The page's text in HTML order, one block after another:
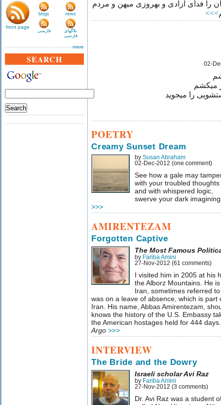
front page
blogs news
فارسی
بلاگهای
فارسی
more
SEARCH
را فدای آزادی و بهروزی میهن و مردم
>>>
02-
میکشم
را میجوید
POETRY
Creamy Sunset Dream
by Susan Abraham
02-Dec-2012 (one comment)
See how a gale may
with your troubled thoughts
and with whispered logic,
swerve your dark
>>>
AMIRENTEZAM
Forgotten Captive
The Most Famous
by Fariba Amini
27-Nov-2012 (61 comments)
I visited him in 2005 at his
the Alborz Mountains. He
Iran, sometimes referred
was on a leave of absence, which is
Iran. His name, Abbas Amirentezam,
knows the history of the U.S. Embassy
the American hostages held for 444
Argo >>>
INTERVIEW
The Bride and the Dowry
Israeli scholar Avi Raz
by Fariba Amini
27-Nov-2012 (3 comments)
Dr. Avi Raz was a student